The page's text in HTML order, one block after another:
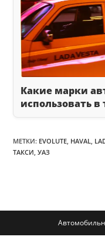
Какие марки
использовать в
МЕТКИ: EVOLUTE HAVAL
ТАКСИ УАЗ